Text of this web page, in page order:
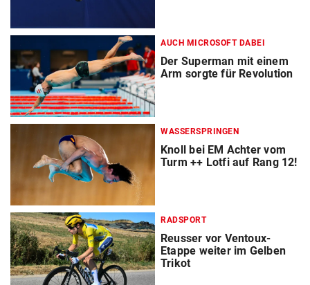
AUCH MICROSOFT DABEI
Der Superman mit einem
Arm sorgte für Revolution
WASSERSPRINGEN
Knoll bei EM Achter vom
Turm ++ Lotfi auf Rang 12!
RADSPORT
Reusser vor Ventoux-
Etappe weiter im Gelben
Trikot